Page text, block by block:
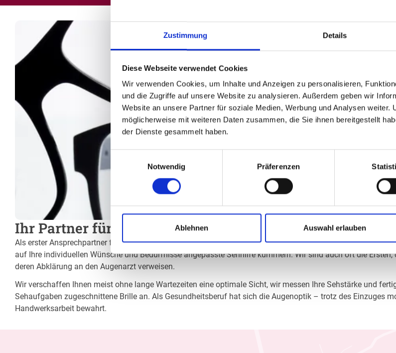
Zustimmung Details
Diese Webseite verwendet Cookies
Wir verwenden Cookies, um Inhalte und Anzeigen zu personalisieren,
und die Zugriffe auf unsere Website zu analysieren. Außerdem geben wir
Website an unsere Partner für soziale Medien, Werbung und Analysen weiter.
möglicherweise mit weiteren Daten zusammen, die Sie ihnen bereitgestellt
der Dienste gesammelt haben.
Notwendig
Präferenzen
Ablehnen Auswahl erlauben
Ihr Partner für optimales Sehen in Geisenfeld
Als erster Ansprechpartner für das gute Sehen sind wir als Augenoptiker in Geisenfeld mehr als „nur“
auf Ihre individuellen Wünsche und Bedürfnisse angepasste Sehhilfe kümmern. Wir sind auch oft die
deren Abklärung an den Augenarzt verweisen.
Wir verschaffen Ihnen meist ohne lange Wartezeiten eine optimale Sicht, wir messen Ihre Sehstärke und
Sehaufgaben zugeschnittene Brille an. Als Gesundheitsberuf hat sich die Augenoptik – trotz des Einzuges
Handwerksarbeit bewahrt.